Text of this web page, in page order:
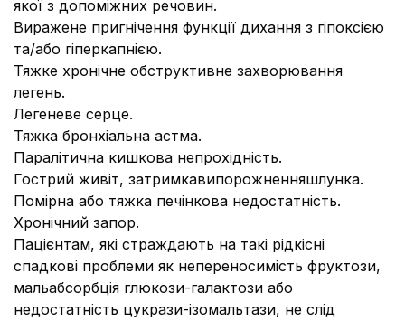
якої з допоміжних речовин.
Виражене пригнічення функції дихання з гіпоксією
та/або гіперкапнією.
Тяжке хронічне обструктивне захворювання
легень.
Легеневе серце.
Тяжка бронхіальна астма.
Паралітична кишкова непрохідність.
Гострий живіт, затримкавипорожненняшлунка.
Помірна або тяжка печінкова недостатність.
Хронічний запор.
Пацієнтам, які страждають на такі рідкісні
спадкові проблеми як непереносимість фруктози,
мальабсорбція глюкози-галактози або
недостатність цукрази-ізомальтази, не слід